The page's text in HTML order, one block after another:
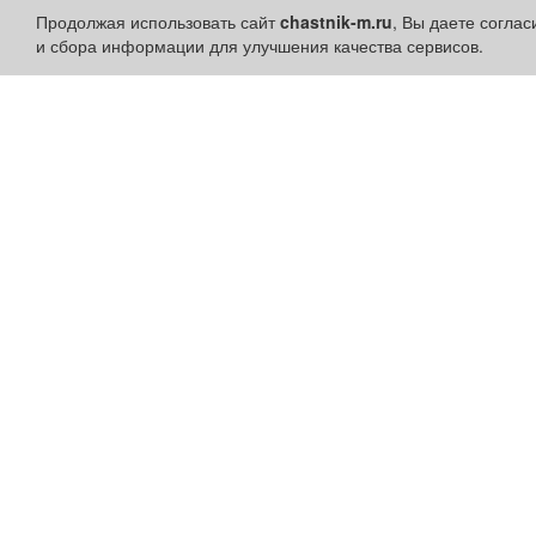
Продолжая использовать сайтchastnik-m.ru, Вы даете
и сбора информации для улучшения качества сервисов.